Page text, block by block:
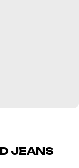
JEANS